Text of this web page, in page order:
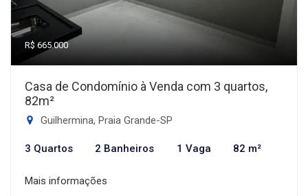
R$ 665.000
Casa de Condomínio à Venda com 3 quartos,
82m²
Guilhermina, Praia Grande-SP
3 Quartos 2 Banheiros 1 Vaga 82 m²
Mais informações